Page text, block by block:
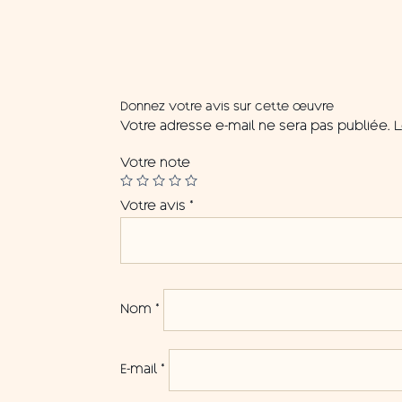
Donnez votre avis sur cette œuvre
Votre adresse e-mail ne sera pas publiée.
Votre note
Votre avis *
Nom *
E-mail *